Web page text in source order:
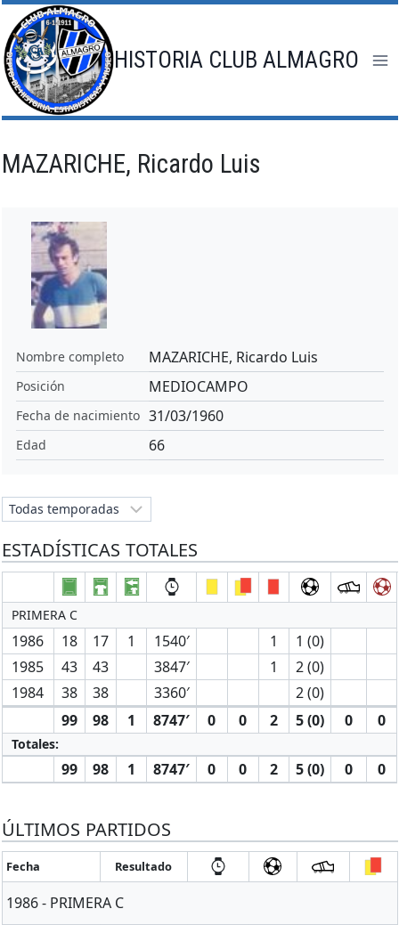
Saltar
al
contenido
HISTORIA CLUB ALMAGRO
MAZARICHE, Ricardo Luis
Nombre completo MAZARICHE, Ricardo Luis
Posición MEDIOCAMPO
Fecha de nacimiento 31/03/1960
Edad 66
ESTADÍSTICAS TOTALES
PRIMERA C
1986 18 17 1 1540′ 1
1 (0)
1985
43 43 3847′ 1
2 (0)
1984
38 38 3360′
2 (0)
99
98 1 8747′ 0 0 2 5 (0) 0 0
Totales:
99 98 1 8747′ 0 0 2 5 (0) 0 0
ÚLTIMOS PARTIDOS
Fecha Resultado
1986 - PRIMERA C